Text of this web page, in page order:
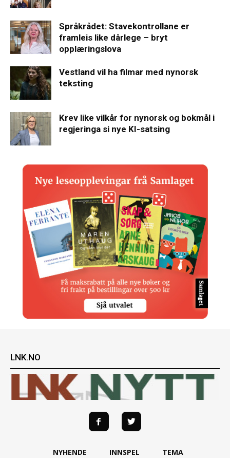
Språkrådet: Stavekontrollane er
framleis like dårlege – bryt
opplæringslova
Vestland vil ha filmar med nynorsk
teksting
Krev like vilkår for nynorsk og bokmål i
regjeringa si nye KI-satsing
LNK.NO
NYHENDE INNSPEL TEMA